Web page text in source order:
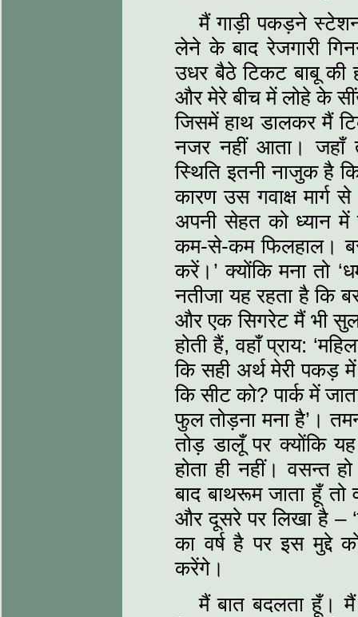
मैं गाड़ी पकड़ने
लेने के बाद रेजगारी
उधर बैठे टिकट बाबू की
और मेरे बीच में लोहे के
जिसमें हाथ डालकर मैं
नजर नहीं आता। जहाँ
स्थिति इतनी नाजुक है
कारण उस गवाक्ष
अपनी सेहत को ध्‍यान
कम-से-कम फिलहाल।
करें।’ क्‍योंकि मना तो
नतीजा यह रहता है कि
और एक सिगरेट मैं भी
होती हैं, वहाँ प्राय:
कि सही अर्थ मेरी पकड़
कि सीट को? पार्क में
फुल तोड़ना मना है’।
तोड़ डालूँ पर क्‍योंकि
होता ही नहीं। वसन्‍त
बाद बाथरूम जाता हूँ तो
और दूसरे पर लिखा है –
का वर्ष है पर इस मुद्दे
करेंगे।
मैं बात बदलता हूँ।